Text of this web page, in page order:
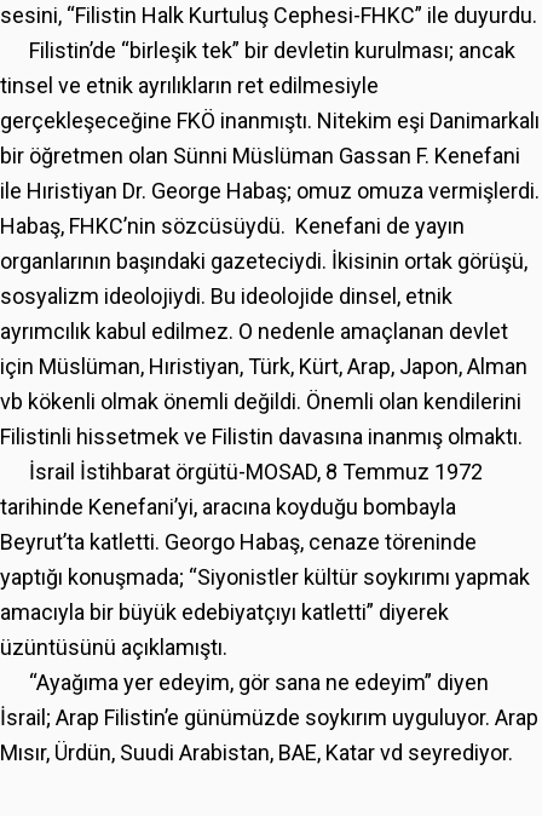
sesini, “Filistin Halk Kurtuluş Cephesi-FHKC” ile duyurdu.
Filistin’de “birleşik tek” bir devletin kurulması; ancak
tinsel ve etnik ayrılıkların ret edilmesiyle
gerçekleşeceğine FKÖ inanmıştı. Nitekim eşi Danimarkalı
bir öğretmen olan Sünni Müslüman Gassan F. Kenefani
ile Hıristiyan Dr. George Habaş; omuz omuza vermişlerdi.
Habaş, FHKC’nin sözcüsüydü. Kenefani de yayın
organlarının başındaki gazeteciydi. İkisinin ortak görüşü,
sosyalizm ideolojiydi. Bu ideolojide dinsel, etnik
ayrımcılık kabul edilmez. O nedenle amaçlanan devlet
için Müslüman, Hıristiyan, Türk, Kürt, Arap, Japon, Alman
vb kökenli olmak önemli değildi. Önemli olan kendilerini
Filistinli hissetmek ve Filistin davasına inanmış olmaktı.
İsrail İstihbarat örgütü-MOSAD, 8 Temmuz 1972
tarihinde Kenefani’yi, aracına koyduğu bombayla
Beyrut’ta katletti. Georgo Habaş, cenaze töreninde
yaptığı konuşmada; “Siyonistler kültür soykırımı yapmak
amacıyla bir büyük edebiyatçıyı katletti” diyerek
üzüntüsünü açıklamıştı.
“Ayağıma yer edeyim, gör sana ne edeyim” diyen
İsrail; Arap Filistin’e günümüzde soykırım uyguluyor. Arap
Mısır, Ürdün, Suudi Arabistan, BAE, Katar vd seyrediyor.